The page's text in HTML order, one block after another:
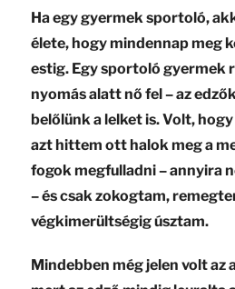
Ha egy gyermek sportoló,
élete, hogy mindennap meg
estig. Egy sportoló gyermek
nyomás alatt nő fel – az
belőlünk a lelket is. Volt,
azt hittem ott halok meg a
fogok megfulladni – annyira
– és csak zokogtam,
végkimerültségig úsztam.
Mindebben még jelen volt az